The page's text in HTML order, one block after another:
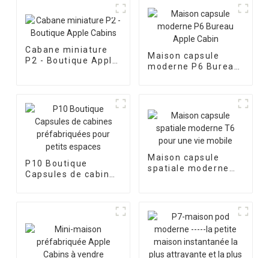
Cabane miniature
P2 - Boutique Apple
Maison capsule
moderne P6 Bureau
P10 Boutique
Capsules de cabines
Maison capsule
spatiale moderne